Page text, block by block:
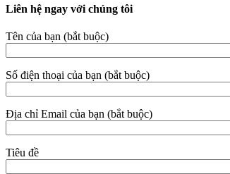
Liên hệ ngay với chúng tôi
Tên của bạn (bắt buộc)
Số điện thoại của bạn (bắt buộc)
Địa chỉ Email của bạn (bắt buộc)
Tiêu đề